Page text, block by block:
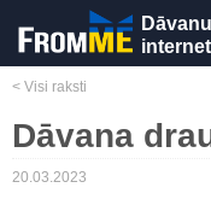
< Visi raksti
Dāvana
20.03.2023